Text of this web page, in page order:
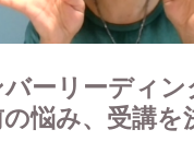
バーリーディ
悩み、受講を